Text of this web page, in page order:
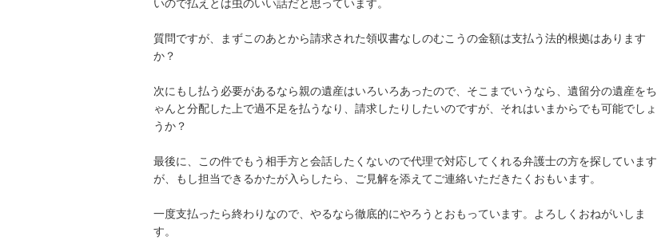
いので払えとは虫のいい話だと思っています。
質問ですが、まずこのあとから請求された領収書なしのむこうの金額は支払う法的根拠はあります
か？
次にもし払う必要があるなら親の遺産はいろいろあったので、そこまでいうなら、遺留分の遺産をち
ゃんと分配した上で過不足を払うなり、請求したりしたいのですが、それはいまからでも可能でしょ
うか？
最後に、この件でもう相手方と会話したくないので代理で対応してくれる弁護士の方を探しています
が、もし担当できるかたが入らしたら、ご見解を添えてご連絡いただきたくおもいます。
一度支払ったら終わりなので、やるなら徹底的にやろうとおもっています。よろしくおねがいしま
す。